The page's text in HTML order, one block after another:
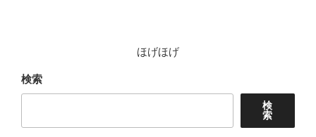
ほげほげ
検索
検
索